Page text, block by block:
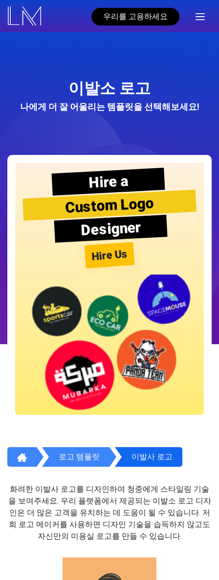
우리를 고용하세요
이발소 로고
나에게 더 잘 어울리는 템플릿을 선택해보세요!
Hire a
Custom Logo
Designer
Hire Us
로고 템플릿 이발사 로고
화려한 이발사 로고를 디자인하여 청중에게 스타일링 기술
을 보여주세요. 우리 플랫폼에서 제공되는 이발소 로고 디자
인은 더 많은 고객을 유치하는 데 도움이 될 수 있습니다. 저
희 로고 메이커를 사용하면 디자인 기술을 습득하지 않고도
자신만의 미용실 로고를 만들 수 있습니다.